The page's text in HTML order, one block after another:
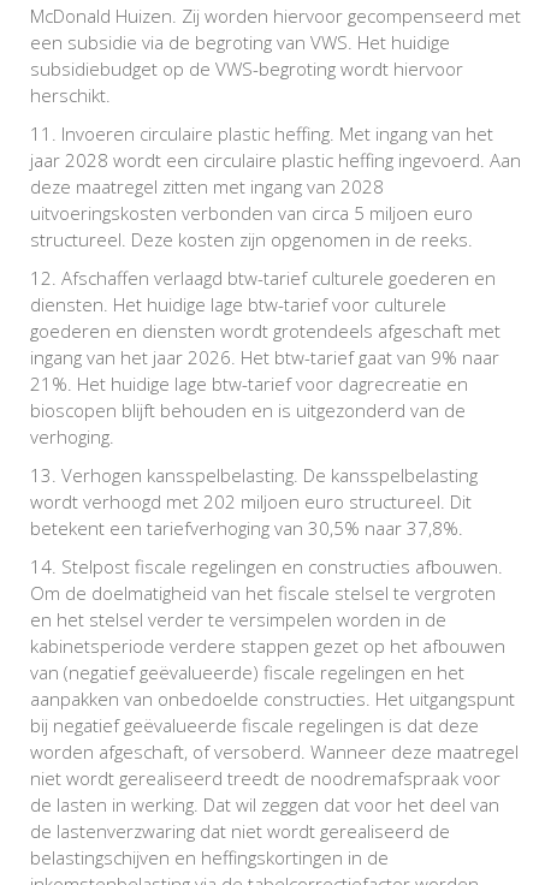
McDonald Huizen. Zij worden hiervoor gecompenseerd met
een subsidie via de begroting van VWS. Het huidige
subsidiebudget op de VWS-begroting wordt hiervoor
herschikt.
Invoeren circulaire plastic heffing. Met ingang van het
jaar 2028 wordt een circulaire plastic heffing ingevoerd. Aan
deze maatregel zitten met ingang van 2028
uitvoeringskosten verbonden van circa 5 miljoen euro
structureel. Deze kosten zijn opgenomen in de reeks.
Afschaffen verlaagd btw-tarief culturele goederen en
diensten. Het huidige lage btw-tarief voor culturele
goederen en diensten wordt grotendeels afgeschaft met
ingang van het jaar 2026. Het btw-tarief gaat van 9% naar
21%. Het huidige lage btw-tarief voor dagrecreatie en
bioscopen blijft behouden en is uitgezonderd van de
verhoging.
Verhogen kansspelbelasting. De kansspelbelasting
wordt verhoogd met 202 miljoen euro structureel. Dit
betekent een tariefverhoging van 30,5% naar 37,8%.
Stelpost fiscale regelingen en constructies afbouwen.
Om de doelmatigheid van het fiscale stelsel te vergroten
en het stelsel verder te versimpelen worden in de
kabinetsperiode verdere stappen gezet op het afbouwen
van (negatief geëvalueerde) fiscale regelingen en het
aanpakken van onbedoelde constructies. Het uitgangspunt
bij negatief geëvalueerde fiscale regelingen is dat deze
worden afgeschaft, of versoberd. Wanneer deze maatregel
niet wordt gerealiseerd treedt de noodremafspraak voor
de lasten in werking. Dat wil zeggen dat voor het deel van
de lastenverzwaring dat niet wordt gerealiseerd de
belastingschijven en heffingskortingen in de